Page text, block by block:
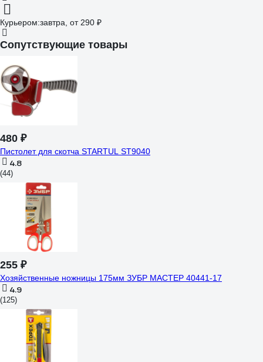
Курьером:завтра, от 290 ₽
Сопутствующие товары
480 ₽
Пистолет для скотча STARTUL ST9040
4.8
(44)
255 ₽
Хозяйственные ножницы 175мм ЗУБР МАСТЕР 40441-17
4.9
(125)